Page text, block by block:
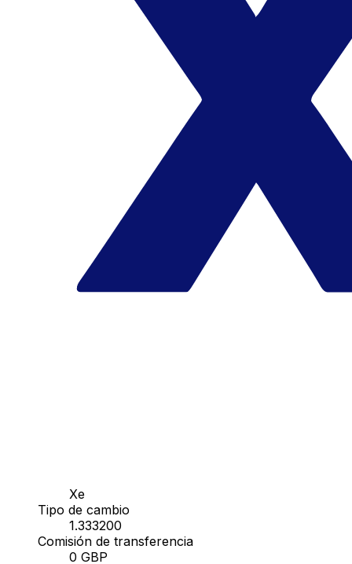
Xe
Tipo de cambio
1.333200
Comisión de transferencia
0 GBP